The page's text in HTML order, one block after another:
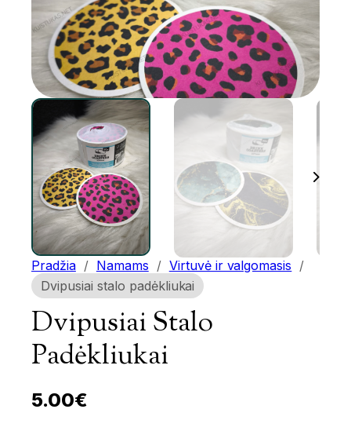
Pradžia / Namams / Virtuvė ir valgomasis /
Dvipusiai stalo padėkliukai
Dvipusiai Stalo
Padėkliukai
5.00€